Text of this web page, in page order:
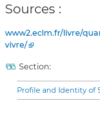
Sources :
www2.eclm.fr/livre/
vivre/
Section:
Profile and Identity of